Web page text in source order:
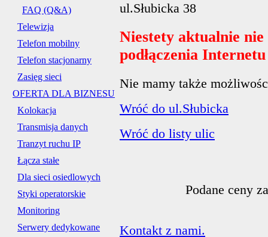
FAQ (Q&A)
Telewizja
Telefon mobilny
Telefon stacjonarny
Zasięg sieci
OFERTA DLA BIZNESU
Kolokacja
Transmisja danych
Tranzyt ruchu IP
Łącza stałe
Dla sieci osiedlowych
Styki operatorskie
Monitoring
Serwery dedykowane
ul.Słubicka 38
Niestety aktualnie
podłączenia
Nie mamy także
Wróć do ul.Słubicka
Wróć do listy ulic
Podane ceny
Kontakt z nami.